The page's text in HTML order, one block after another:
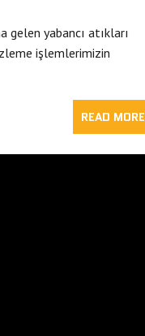
yabancı atıkları
işlemlerimizin
READ MORE